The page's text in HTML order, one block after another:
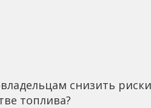
снизить риски
топлива?